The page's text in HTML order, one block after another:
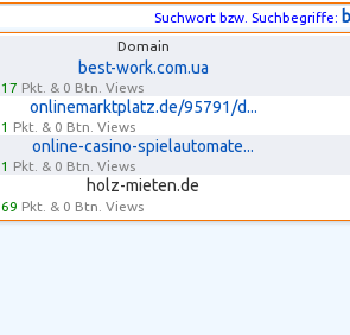
Suchwort bzw. Suchbegriffe:
Domain
best-work.com.ua
17 Pkt. & 0 Btn. Views
onlinemarktplatz.de/95791/d...
1 Pkt. & 0 Btn. Views
online-casino-spielautomate...
1 Pkt. & 0 Btn. Views
holz-mieten.de
69 Pkt. & 0 Btn. Views